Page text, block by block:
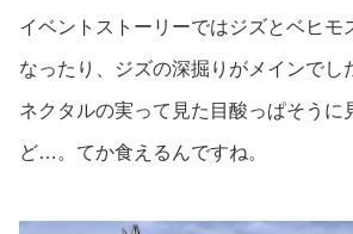
イベントストーリーではジズとベヒモ
なったり、ジズの深掘りがメインでし
ネクタルの実って見た目酸っぱそうに
ど…。てか食えるんですね。